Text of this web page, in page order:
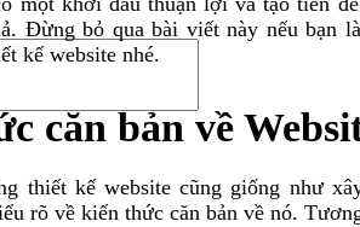
Đừng bỏ qua bài viết này nếu bạn
kế website nhé.
căn bản về
thiết kế website cũng giống như
rõ về kiến thức căn bản về nó.